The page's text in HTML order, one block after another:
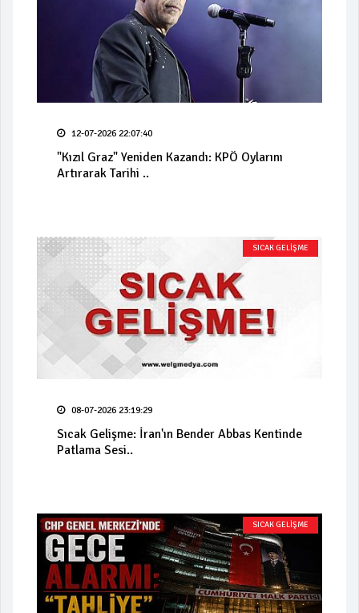
12-07-2026 22:07:40
"Kızıl Graz" Yeniden Kazandı: KPÖ Oylarını
Artırarak Tarihi ..
SICAK GELİŞME
08-07-2026 23:19:29
Sıcak Gelişme: İran'ın Bender Abbas Kentinde
Patlama Sesi..
SICAK GELİŞME